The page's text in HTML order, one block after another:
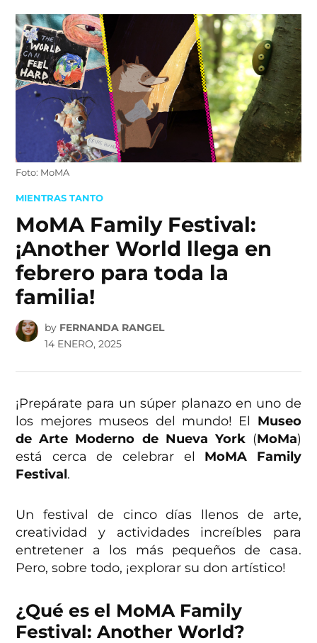
content
Foto: MoMA
POSTED
MIENTRAS TANTO
MoMA Family Festival:
¡Another World llega en
febrero para toda la
familia!
by FERNANDA RANGEL
14 ENERO, 2025
¡Prepárate para un súper planazo en uno de
los mejores museos del mundo! El Museo
de Arte Moderno de Nueva York(MoMa)
está cerca de celebrar el MoMA Family
Festival.
Un festival de cinco días llenos de arte,
creatividad y actividades increíbles para
entretener a los más pequeños de casa.
Pero, sobre todo, ¡explorar su don artístico!
¿Qué es el MoMA Family
Festival: Another World?